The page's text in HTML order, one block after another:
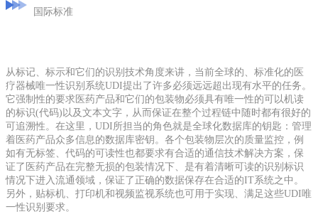
国际标准
从标记、标示和它们的识别技术角度来讲，当前全球的、标准化的医
疗器械唯一性识别系统UDI提出了许多必须远远超出现有水平的任务。
它强制性的要求医药产品和它们的包装物必须具有唯一性的可以机读
的标识(代码)以及文本文字，从而保证在整个过程链中随时都有很好的
可追溯性。在这里，UDI所担当的角色就是全球化数据库的钥匙：管理
着医药产品众多信息的数据库密钥。各个包装物层次的质量监控，例
如有无标签、代码的可读性也都要求有合适的通信技术解决方案，保
证了医药产品在完整无损的包装情况下、是有着清晰可读的识别标识
情况下进入流通领域，保证了正确的数据保存在合适的IT系统之中。
另外，贴标机、打印机和视频监视系统也可用于实现、满足这些UDI唯
一性识别要求。